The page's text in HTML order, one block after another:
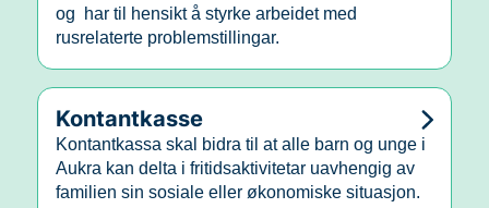
og har til hensikt å styrke arbeidet med
rusrelaterte problemstillingar.
Kontantkasse
Kontantkassa skal bidra til at alle barn og unge i
Aukra kan delta i fritidsaktivitetar uavhengig av
familien sin sosiale eller økonomiske situasjon.